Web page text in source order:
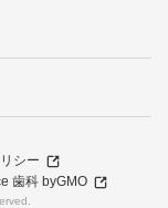
シー
歯科 byGMO